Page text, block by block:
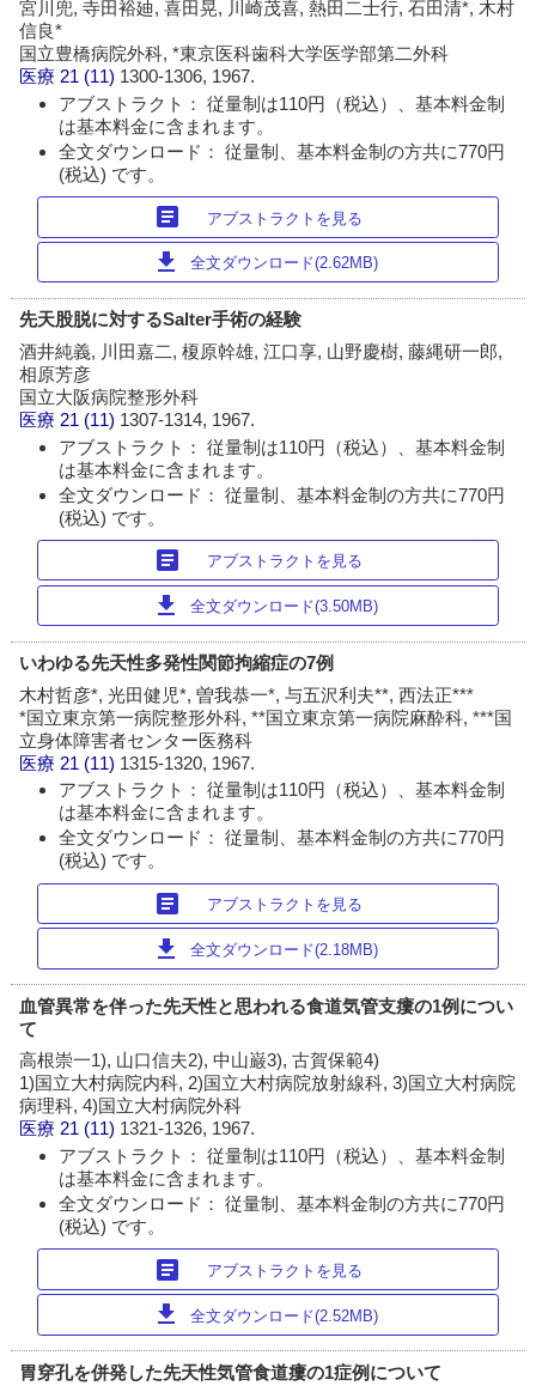
宮川兜, 寺田裕廸, 喜田晃, 川崎茂喜, 熱田二士行, 石田清*, 木村
信良*
国立豊橋病院外科, *東京医科歯科大学医学部第二外科
医療 21 (11) 1300-1306, 1967.
アブストラクト： 従量制は110円（税込）、基本料金制
は基本料金に含まれます。
全文ダウンロード： 従量制、基本料金制の方共に770円
(税込) です。
article アブストラクトを見る
download 全文ダウンロード(2.62MB)
先天股脱に対するSalter手術の経験
酒井純義, 川田嘉二, 榎原幹雄, 江口享, 山野慶樹, 藤縄研一郎,
相原芳彦
国立大阪病院整形外科
医療 21 (11) 1307-1314, 1967.
アブストラクト： 従量制は110円（税込）、基本料金制
は基本料金に含まれます。
全文ダウンロード： 従量制、基本料金制の方共に770円
(税込) です。
article アブストラクトを見る
download 全文ダウンロード(3.50MB)
いわゆる先天性多発性関節拘縮症の7例
木村哲彦*, 光田健児*, 曽我恭一*, 与五沢利夫**, 西法正***
*国立東京第一病院整形外科, **国立東京第一病院麻酔科, ***国
立身体障害者センター医務科
医療 21 (11) 1315-1320, 1967.
アブストラクト： 従量制は110円（税込）、基本料金制
は基本料金に含まれます。
全文ダウンロード： 従量制、基本料金制の方共に770円
(税込) です。
article アブストラクトを見る
download 全文ダウンロード(2.18MB)
血管異常を伴った先天性と思われる食道気管支瘻の1例につい
て
高根崇一1), 山口信夫2), 中山巌3), 古賀保範4)
1)国立大村病院内科, 2)国立大村病院放射線科, 3)国立大村病院
病理科, 4)国立大村病院外科
医療 21 (11) 1321-1326, 1967.
アブストラクト： 従量制は110円（税込）、基本料金制
は基本料金に含まれます。
全文ダウンロード： 従量制、基本料金制の方共に770円
(税込) です。
article アブストラクトを見る
download 全文ダウンロード(2.52MB)
胃穿孔を併発した先天性気管食道瘻の1症例について